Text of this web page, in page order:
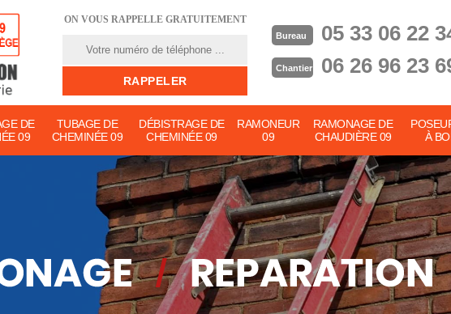
ON VOUS RAPPELLE GRATUITEMENT
Bureau 05 33 06 22
Chantier 06 26 96 23
DE
09
TUBAGE DE
CHEMINÉE 09
DÉBISTRAGE DE
CHEMINÉE 09
RAMONEUR
09
RAMONAGE DE
CHAUDIÈRE 09
À